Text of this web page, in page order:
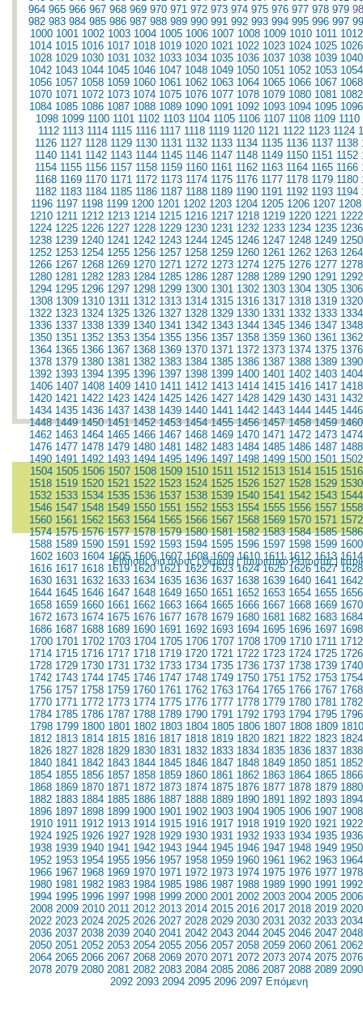
964 965 966 967 968 969 970 971 972 973 974 975 976 977 978 979
982 983 984 985 986 987 988 989 990 991 992 993 994 995 996 997
1000 1001 1002 1003 1004 1005 1006 1007 1008 1009 1010 1011 1012
1014 1015 1016 1017 1018 1019 1020 1021 1022 1023 1024 1025 1026
1028 1029 1030 1031 1032 1033 1034 1035 1036 1037 1038 1039 1040
1042 1043 1044 1045 1046 1047 1048 1049 1050 1051 1052 1053 1054
1056 1057 1058 1059 1060 1061 1062 1063 1064 1065 1066 1067 1068
1070 1071 1072 1073 1074 1075 1076 1077 1078 1079 1080 1081 1082
1084 1085 1086 1087 1088 1089 1090 1091 1092 1093 1094 1095 1096
1098 1099 1100 1101 1102 1103 1104 1105 1106 1107 1108 1109 1110
1112 1113 1114 1115 1116 1117 1118 1119 1120 1121 1122 1123 1124
1126 1127 1128 1129 1130 1131 1132 1133 1134 1135 1136 1137 1138
1140 1141 1142 1143 1144 1145 1146 1147 1148 1149 1150 1151 1152
1154 1155 1156 1157 1158 1159 1160 1161 1162 1163 1164 1165 1166
1168 1169 1170 1171 1172 1173 1174 1175 1176 1177 1178 1179 1180
1182 1183 1184 1185 1186 1187 1188 1189 1190 1191 1192 1193 1194
1196 1197 1198 1199 1200 1201 1202 1203 1204 1205 1206 1207 1208
1210 1211 1212 1213 1214 1215 1216 1217 1218 1219 1220 1221 1222
1224 1225 1226 1227 1228 1229 1230 1231 1232 1233 1234 1235 1236
1238 1239 1240 1241 1242 1243 1244 1245 1246 1247 1248 1249 1250
1252 1253 1254 1255 1256 1257 1258 1259 1260 1261 1262 1263 1264
1266 1267 1268 1269 1270 1271 1272 1273 1274 1275 1276 1277 1278
1280 1281 1282 1283 1284 1285 1286 1287 1288 1289 1290 1291 1292
1294 1295 1296 1297 1298 1299 1300 1301 1302 1303 1304 1305 1306
1308 1309 1310 1311 1312 1313 1314 1315 1316 1317 1318 1319 1320
1322 1323 1324 1325 1326 1327 1328 1329 1330 1331 1332 1333 1334
1336 1337 1338 1339 1340 1341 1342 1343 1344 1345 1346 1347 1348
1350 1351 1352 1353 1354 1355 1356 1357 1358 1359 1360 1361 1362
1364 1365 1366 1367 1368 1369 1370 1371 1372 1373 1374 1375 1376
1378 1379 1380 1381 1382 1383 1384 1385 1386 1387 1388 1389 1390
1392 1393 1394 1395 1396 1397 1398 1399 1400 1401 1402 1403 1404
1406 1407 1408 1409 1410 1411 1412 1413 1414 1415 1416 1417 1418
1420 1421 1422 1423 1424 1425 1426 1427 1428 1429 1430 1431 1432
1434 1435 1436 1437 1438 1439 1440 1441 1442 1443 1444 1445 1446
1448 1449 1450 1451 1452 1453 1454 1455 1456 1457 1458 1459 1460
1462 1463 1464 1465 1466 1467 1468 1469 1470 1471 1472 1473 1474
1476 1477 1478 1479 1480 1481 1482 1483 1484 1485 1486 1487 1488
1490 1491 1492 1493 1494 1495 1496 1497 1498 1499 1500 1501 1502
1504 1505 1506 1507 1508 1509 1510 1511 1512 1513 1514 1515 1516
1518 1519 1520 1521 1522 1523 1524 1525 1526 1527 1528 1529 1530
1532 1533 1534 1535 1536 1537 1538 1539 1540 1541 1542 1543 1544
1546 1547 1548 1549 1550 1551 1552 1553 1554 1555 1556 1557 1558
1560 1561 1562 1563 1564 1565 1566 1567 1568 1569 1570 1571 1572
1574 1575 1576 1577 1578 1579 1580 1581 1582 1583 1584 1585 1586
1588 1589 1590 1591 1592 1593 1594 1595 1596 1597 1598 1599 1600
1602 1603 1604 1605 1606 1607 1608 1609 1610 1611 1612 1613 1614
1616 1617 1618 1619 1620 1621 1622 1623 1624 1625 1626 1627 1628
1630 1631 1632 1633 1634 1635 1636 1637 1638 1639 1640 1641 1642
1644 1645 1646 1647 1648 1649 1650 1651 1652 1653 1654 1655 1656
1658 1659 1660 1661 1662 1663 1664 1665 1666 1667 1668 1669 1670
1672 1673 1674 1675 1676 1677 1678 1679 1680 1681 1682 1683 1684
1686 1687 1688 1689 1690 1691 1692 1693 1694 1695 1696 1697 1698
1700 1701 1702 1703 1704 1705 1706 1707 1708 1709 1710 1711 1712
1714 1715 1716 1717 1718 1719 1720 1721 1722 1723 1724 1725 1726
1728 1729 1730 1731 1732 1733 1734 1735 1736 1737 1738 1739 1740
1742 1743 1744 1745 1746 1747 1748 1749 1750 1751 1752 1753 1754
1756 1757 1758 1759 1760 1761 1762 1763 1764 1765 1766 1767 1768
1770 1771 1772 1773 1774 1775 1776 1777 1778 1779 1780 1781 1782
1784 1785 1786 1787 1788 1789 1790 1791 1792 1793 1794 1795 1796
1798 1799 1800 1801 1802 1803 1804 1805 1806 1807 1808 1809 1810
1812 1813 1814 1815 1816 1817 1818 1819 1820 1821 1822 1823 1824
1826 1827 1828 1829 1830 1831 1832 1833 1834 1835 1836 1837 1838
1840 1841 1842 1843 1844 1845 1846 1847 1848 1849 1850 1851 1852
1854 1855 1856 1857 1858 1859 1860 1861 1862 1863 1864 1865 1866
1868 1869 1870 1871 1872 1873 1874 1875 1876 1877 1878 1879 1880
1882 1883 1884 1885 1886 1887 1888 1889 1890 1891 1892 1893 1894
1896 1897 1898 1899 1900 1901 1902 1903 1904 1905 1906 1907 1908
1910 1911 1912 1913 1914 1915 1916 1917 1918 1919 1920 1921 1922
1924 1925 1926 1927 1928 1929 1930 1931 1932 1933 1934 1935 1936
1938 1939 1940 1941 1942 1943 1944 1945 1946 1947 1948 1949 1950
1952 1953 1954 1955 1956 1957 1958 1959 1960 1961 1962 1963 1964
1966 1967 1968 1969 1970 1971 1972 1973 1974 1975 1976 1977 1978
1980 1981 1982 1983 1984 1985 1986 1987 1988 1989 1990 1991 1992
1994 1995 1996 1997 1998 1999 2000 2001 2002 2003 2004 2005 2006
2008 2009 2010 2011 2012 2013 2014 2015 2016 2017 2018 2019 2020
2022 2023 2024 2025 2026 2027 2028 2029 2030 2031 2032 2033 2034
2036 2037 2038 2039 2040 2041 2042 2043 2044 2045 2046 2047 2048
2050 2051 2052 2053 2054 2055 2056 2057 2058 2059 2060 2061 2062
2064 2065 2066 2067 2068 2069 2070 2071 2072 2073 2074 2075 2076
2078 2079 2080 2081 2082 2083 2084 2085 2086 2087 2088 2089 2090
2092 2093 2094 2095 2096 2097 Επόμενη
Ειδήσεις για όλους|Θέματα|Τουριστικό Ρεπορτάζ|